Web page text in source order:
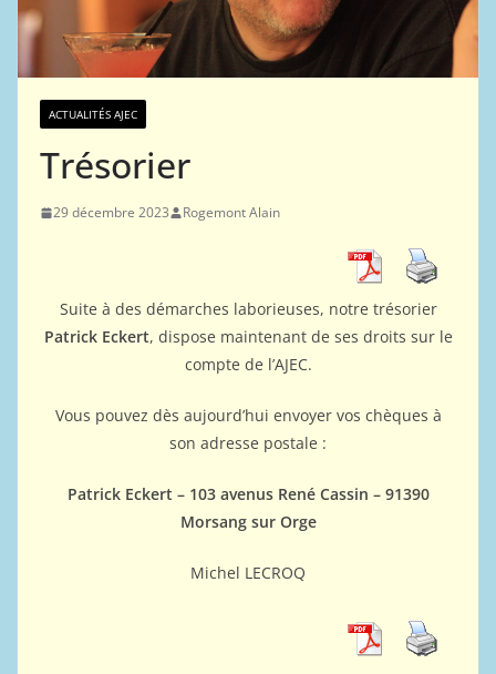
ACTUALITÉS AJEC
Trésorier
29 décembre 2023 Rogemont Alain
Suite à des démarches laborieuses, notre trésorier
Patrick Eckert, dispose maintenant de ses droits sur le
compte de l’AJEC.
Vous pouvez dès aujourd’hui envoyer vos chèques à
son adresse postale :
Patrick Eckert – 103 avenus René Cassin – 91390
Morsang sur Orge
Michel LECROQ